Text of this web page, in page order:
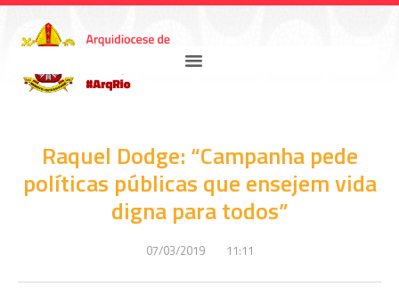
Raquel Dodge: “Campanha pede
políticas públicas que ensejem vida
digna para todos”
07/03/2019 11:11